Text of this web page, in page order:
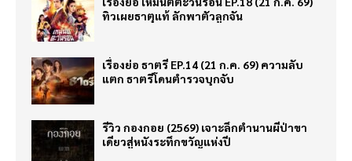
ทิวเผยธาตุแท้ ลักพาตัวลูกจัน
เรื่องย่อ ธาตรี EP.14 (21 ก.ค. 69) ความลับ
แตก ธาตรีโดนตำรวจบุกจับ
รีวิว กองกอย (2569) เจาะลึกตำนานผีป่าขา
เดียวสู่หนังระทึกขวัญแห่งปี